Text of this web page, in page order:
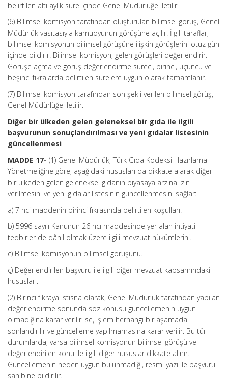
belirtilen altı aylık süre içinde Genel Müdürlüğe iletilir.
(6) Bilimsel komisyon tarafından oluşturulan bilimsel görüş, Genel
Müdürlük vasıtasıyla kamuoyunun görüşüne açılır. İlgili taraflar,
bilimsel komisyonun bilimsel görüşüne ilişkin görüşlerini otuz gün
içinde bildirir. Bilimsel komisyon, gelen görüşleri değerlendirir.
Görüşe açma ve görüş değerlendirme süreci, birinci, üçüncü ve
beşinci fıkralarda belirtilen sürelere uygun olarak tamamlanır.
(7) Bilimsel komisyon tarafından son şekli verilen bilimsel görüş,
Genel Müdürlüğe iletilir.
Diğer bir ülkeden gelen geleneksel bir gıda ile ilgili
başvurunun sonuçlandırılması ve yeni gıdalar listesinin
güncellenmesi
MADDE 17- (1) Genel Müdürlük, Türk Gıda Kodeksi Hazırlama
Yönetmeliğine göre, aşağıdaki hususları da dikkate alarak diğer
bir ülkeden gelen geleneksel gıdanın piyasaya arzına izin
verilmesini ve yeni gıdalar listesinin güncellenmesini sağlar:
a) 7 nci maddenin birinci fıkrasında belirtilen koşulları.
b) 5996 sayılı Kanunun 26 ncı maddesinde yer alan ihtiyati
tedbirler de dâhil olmak üzere ilgili mevzuat hükümlerini.
c) Bilimsel komisyonun bilimsel görüşünü.
ç) Değerlendirilen başvuru ile ilgili diğer mevzuat kapsamındaki
hususları.
(2) Birinci fıkraya istisna olarak, Genel Müdürlük tarafından yapılan
değerlendirme sonunda söz konusu güncellemenin uygun
olmadığına karar verilir ise, işlem herhangi bir aşamada
sonlandırılır ve güncelleme yapılmamasına karar verilir. Bu tür
durumlarda, varsa bilimsel komisyonun bilimsel görüşü ve
değerlendirilen konu ile ilgili diğer hususlar dikkate alınır.
Güncellemenin neden uygun bulunmadığı, resmi yazı ile başvuru
sahibine bildirilir.